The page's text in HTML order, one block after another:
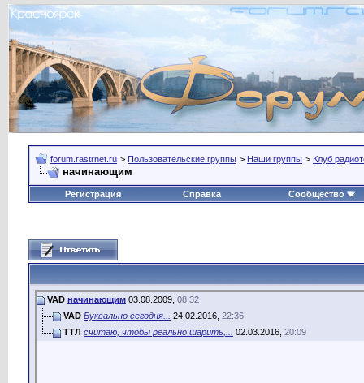
forum.rastrnet.ru > Пользовательские группы > Наши группы > Клуб
начинающим
Регистрация Справка Сообщество
VAD начинающим 03.08.2009, 08:32
VAD Буквально сегодня... 24.02.2016, 22:36
TTЛ считаю, чтобы реально шарить,... 02.03.2016, 20:09